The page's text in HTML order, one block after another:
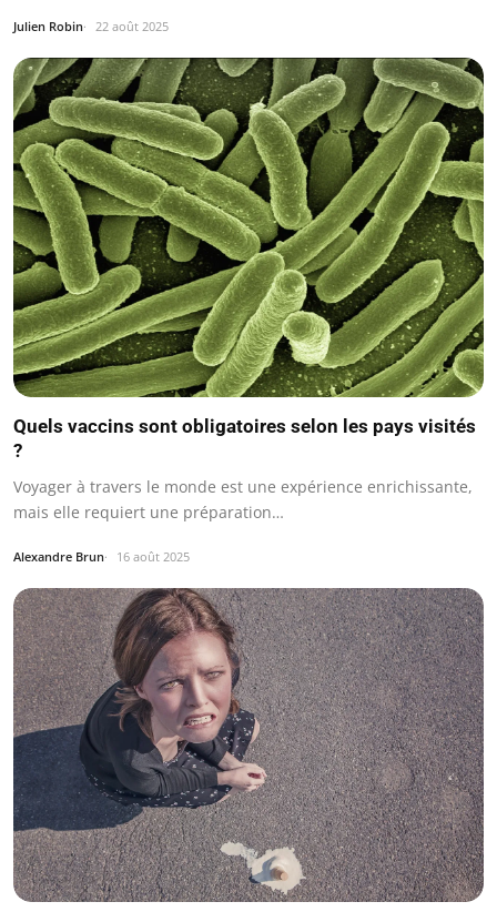
Julien Robin 22 août 2025
Quels vaccins sont obligatoires selon les pays visités
?
Voyager à travers le monde est une expérience enrichissante,
mais elle requiert une préparation…
Alexandre Brun 16 août 2025